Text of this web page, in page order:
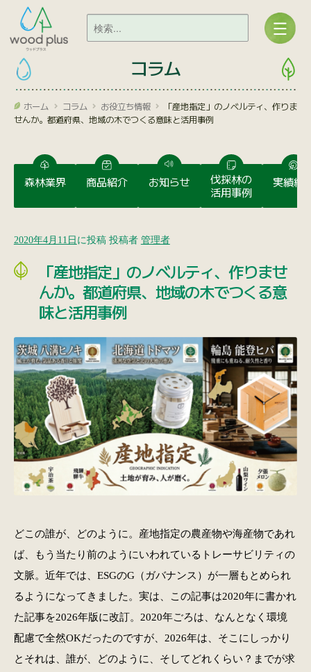
コラム
ホーム コラム お役立ち情報
「産地指定」のノベルティ、作りま
せんか。都道府県、地域の木でつくる意味と活用事例
森林業界 商品紹介 お知らせ
伐採林の
活用事例
実績紹
2020年4月11日 に投稿 投稿者 管理者
「産地指定」のノベルティ、作りませ
んか。都道府県、地域の木でつくる意
味と活用事例
どこの誰が、どのように。産地指定の農産物や海産物であれ
ば、もう当たり前のようにいわれているトレーサビリティの
文脈。近年では、ESGのG（ガバナンス）が一層もとめられ
るようになってきました。実は、この記事は2020年に書かれ
た記事を2026年版に改訂。2020年ごろは、なんとなく環境
配慮で全然OKだったのですが、2026年は、そこにしっかり
とそれは、誰が、どのように、そしてどれくらい？までが求